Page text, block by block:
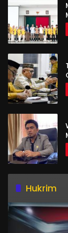
Hukrim